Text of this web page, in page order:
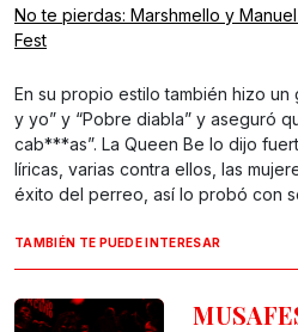
No te pierdas: Marshmello y
Fest
En su propio estilo también hizo un
y yo” y “Pobre diabla” y aseguró
cab***as”. La Queen Be lo dijo
líricas, varias contra ellos, las
éxito del perreo, así lo probó con
TAMBIÉN TE PUEDE INTERESAR